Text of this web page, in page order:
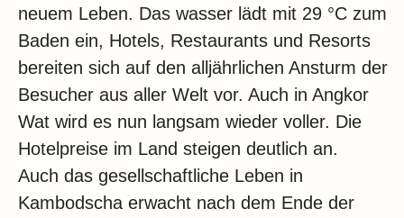
neuem Leben. Das wasser lädt mit 29 °C zum
Baden ein, Hotels, Restaurants und Resorts
bereiten sich auf den alljährlichen Ansturm der
Besucher aus aller Welt vor. Auch in Angkor
Wat wird es nun langsam wieder voller. Die
Hotelpreise im Land steigen deutlich an.
Auch das gesellschaftliche Leben in
Kambodscha erwacht nach dem Ende der